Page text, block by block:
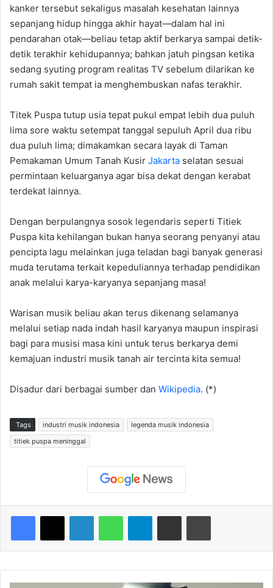
kanker tersebut sekaligus masalah kesehatan lainnya
sepanjang hidup hingga akhir hayat—dalam hal ini
pendarahan otak—beliau tetap aktif berkarya sampai detik-
detik terakhir kehidupannya; bahkan jatuh pingsan ketika
sedang syuting program realitas TV sebelum dilarikan ke
rumah sakit tempat ia menghembuskan nafas terakhir.
Titek Puspa tutup usia tepat pukul empat lebih dua puluh
lima sore waktu setempat tanggal sepuluh April dua ribu
dua puluh lima; dimakamkan secara layak di Taman
Pemakaman Umum Tanah Kusir Jakarta selatan sesuai
permintaan keluarganya agar bisa dekat dengan kerabat
terdekat lainnya.
Dengan berpulangnya sosok legendaris seperti Titiek
Puspa kita kehilangan bukan hanya seorang penyanyi atau
pencipta lagu melainkan juga teladan bagi banyak generasi
muda terutama terkait kepeduliannya terhadap pendidikan
anak melalui karya-karyanya sepanjang masa!
Warisan musik beliau akan terus dikenang selamanya
melalui setiap nada indah hasil karyanya maupun inspirasi
bagi para musisi masa kini untuk terus berkarya demi
kemajuan industri musik tanah air tercinta kita semua!
Disadur dari berbagai sumber dan Wikipedia. (*)
Tags industri musik indonesia
legenda musik indonesia
titiek puspa meninggal
Telegram